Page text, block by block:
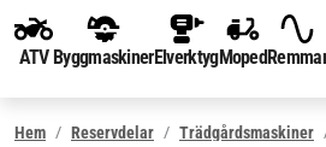
ATV ByggmaskinerElverktygMopedRemmar
Hem Reservdelar Trädgårdsmaskiner